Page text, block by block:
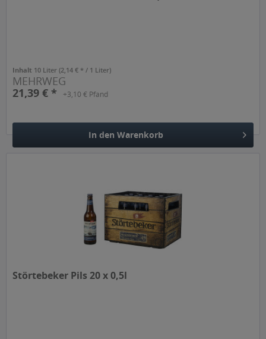
Inhalt 10 Liter(2,14 € * / 1 Liter)
MEHRWEG
21,39 € *
+3,10 € Pfand
In den Warenkorb
Störtebeker Pils 20 x 0,5l